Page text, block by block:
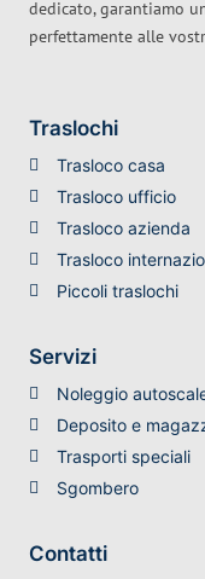
dedicato, garantiamo
perfettamente alle
Traslochi
Trasloco casa
Trasloco ufficio
Trasloco azienda
Trasloco
Piccoli traslochi
Servizi
Noleggio
Deposito e
Trasporti speciali
Sgombero
Contatti